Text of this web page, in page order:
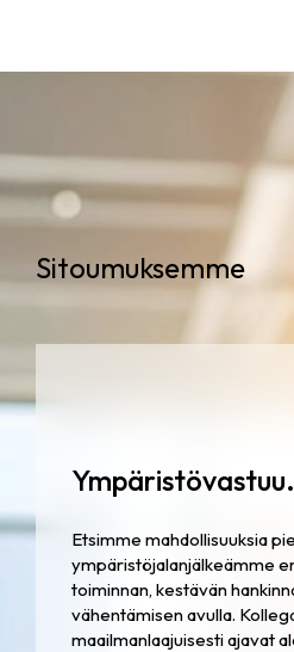
Sitoumuksemme
Ympäristövastuu.
Etsimme mahdollisuuksia
ympäristöjalanjälkeämme
toiminnan, kestävän
vähentämisen avulla.
maailmanlaajuisesti ajavat